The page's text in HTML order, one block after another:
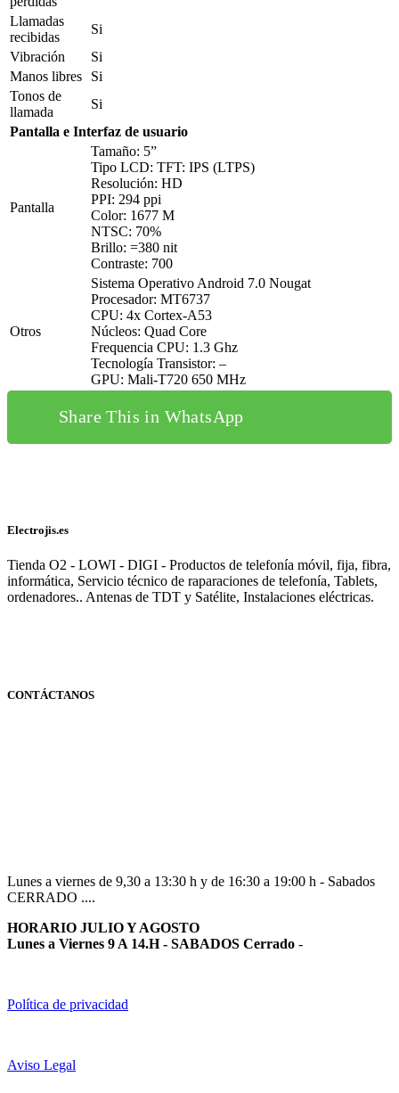
Llamadas
recibidas
Si
Vibración
Si
Manos libres
Si
Tonos de
llamada
Si
Pantalla e Interfaz de usuario
Pantalla
Tamaño: 5”
Tipo LCD: TFT: IPS (LTPS)
Resolución: HD
PPI: 294 ppi
Color: 1677 M
NTSC: 70%
Brillo: =380 nit
Contraste: 700
Otros
Sistema Operativo Android 7.0 Nougat
Procesador: MT6737
CPU: 4x Cortex-A53
Núcleos: Quad Core
Frequencia CPU: 1.3 Ghz
Tecnología Transistor: –
GPU: Mali-T720 650 MHz
Share This in WhatsApp
Electrojis.es
Tienda O2 - LOWI - DIGI - Productos de telefonía móvil, fija, fibra,
informática, Servicio técnico de raparaciones de telefonía, Tablets,
ordenadores.. Antenas de TDT y Satélite, Instalaciones eléctricas.
CONTÁCTANOS
Lunes a viernes de 9,30 a 13:30 h y de 16:30 a 19:00 h - Sabados
CERRADO ....
HORARIO JULIO Y AGOSTO
Lunes a Viernes 9 A 14.H - SABADOS Cerrado -
Política de privacidad
Aviso Legal